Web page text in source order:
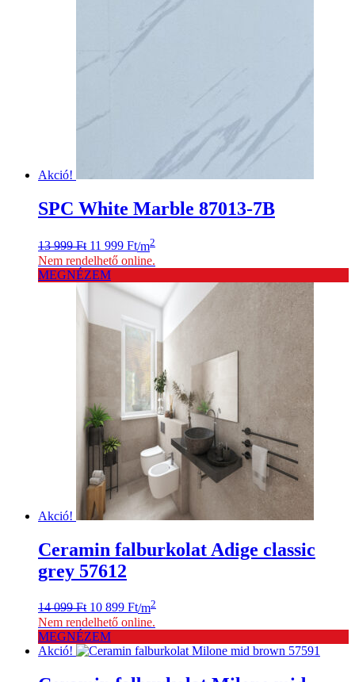
Akció!
SPC White Marble 87013-7B
13 999Ft Original
price
was:
13
11 999 FtCurrent
price
is:
11
999 Ft.
/m2
Nem rendelhető online.
MEGNÉZEM
Akció!
Ceramin falburkolat Adige classic
grey 57612
14 099Ft Original
price
was:
14
099 Ft.
10 899 FtCurrent
price
is:
10
899 Ft.
/m2
Nem rendelhető online.
MEGNÉZEM
Akció!